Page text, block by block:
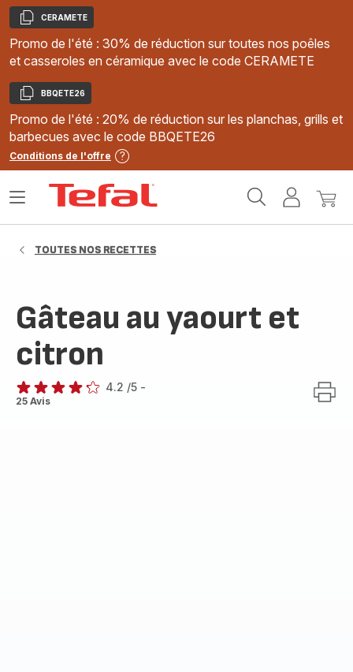
Copier
CERAMETE
Promo de l'été : 30% de réduction sur toutes nos poêles
et casseroles en céramique avec le code CERAMETE
Copier
BBQETE26
Promo de l'été : 20% de réduction sur les planchas, grills et
barbecues avec le code BBQETE26
Conditions de l'offre
MonMon
Ouvrir
TOUTES NOS RECETTES
Gâteau au yaourt et
citron
ratings.4.2
4.2 /5 -
25 Avis